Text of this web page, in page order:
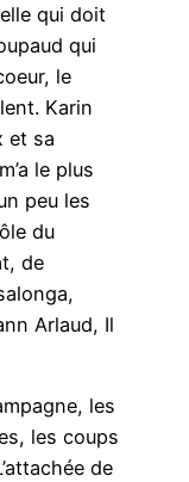
qui doit
qui
le
Karin
et sa
le plus
peu les
du
de
Arlaud, Il
les
les coups
de